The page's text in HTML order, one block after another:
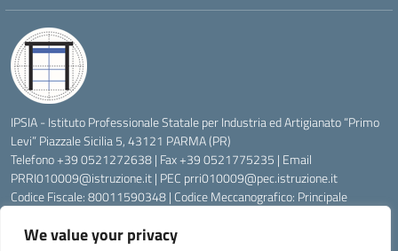
We value your privacy
IPSIA - Istituto Professionale Statale per Industria ed Artigianato “Primo
Levi” Piazzale Sicilia 5, 43121 PARMA (PR)
Telefono +39 0521272638 | Fax +39 0521775235 | Email
PRRI010009@istruzione.it| PEC prri010009@pec.istruzione.it
Codice Fiscale: 80011590348 | Codice Meccanografico: Principale
Codice Univoco di Fatturazione: UFW76E | Codice Ente Tesoreria: